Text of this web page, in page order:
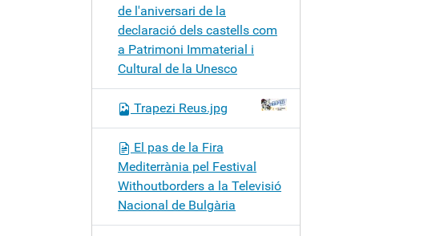
de l'aniversari de la
declaració dels castells com
a Patrimoni Immaterial i
Cultural de la Unesco
Trapezi Reus.jpg
El pas de la Fira
Mediterrània pel Festival
Withoutborders a la Televisió
Nacional de Bulgària